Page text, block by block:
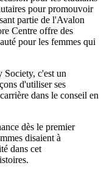
pour promouvoir
partie de l'Avalon
Centre offre des
pour les femmes qui
c'est un
d'utiliser ses
dans le conseil en
dès le premier
disaient à
dans cet